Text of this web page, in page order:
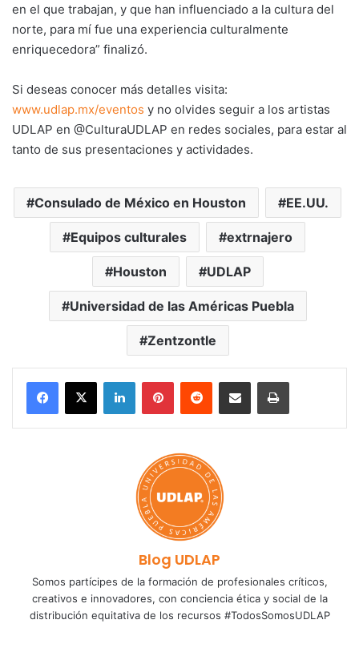
en el que trabajan, y que han influenciado a la cultura del
norte, para mí fue una experiencia culturalmente
enriquecedora” finalizó.
Si deseas conocer más detalles visita:
www.udlap.mx/eventos y no olvides seguir a los artistas
UDLAP en @CulturaUDLAP en redes sociales, para estar al
tanto de sus presentaciones y actividades.
Consulado de México en Houston EE.UU.
Equipos culturales extrnajero
Houston UDLAP
Universidad de las Américas Puebla
Zentzontle
LinkedInPinterestReddit Share via Email Print
Blog UDLAP
Somos partícipes de la formación de profesionales críticos,
creativos e innovadores, con conciencia ética y social de la
distribución equitativa de los recursos #TodosSomosUDLAP